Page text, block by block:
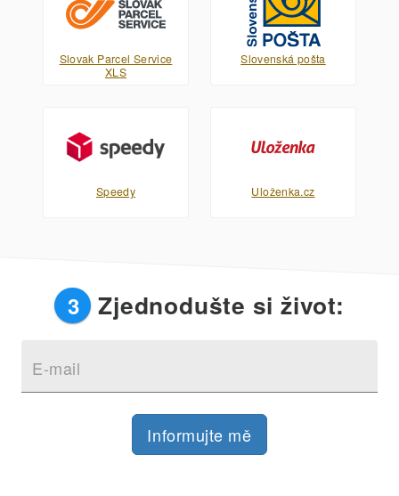
Slovak Parcel Service
XLS
Slovenská pošta
Speedy Uloženka.cz
3 Zjednodušte si život:
E-mail